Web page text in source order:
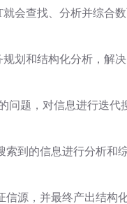
会查找、分析并综合
划和结构化分析，解
题，对信息进行迭代
索到的信息进行分析和
源，并最终产出结构